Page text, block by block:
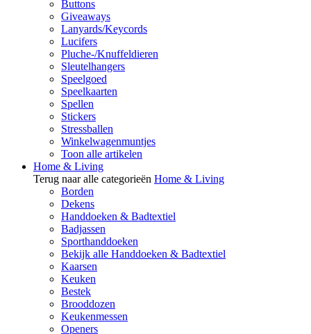
Buttons
Giveaways
Lanyards/Keycords
Lucifers
Pluche-/Knuffeldieren
Sleutelhangers
Speelgoed
Speelkaarten
Spellen
Stickers
Stressballen
Winkelwagenmuntjes
Toon alle artikelen
Home & Living
Terug naar alle categorieën Home & Living
Borden
Dekens
Handdoeken & Badtextiel
Badjassen
Sporthanddoeken
Bekijk alle Handdoeken & Badtextiel
Kaarsen
Keuken
Bestek
Brooddozen
Keukenmessen
Openers